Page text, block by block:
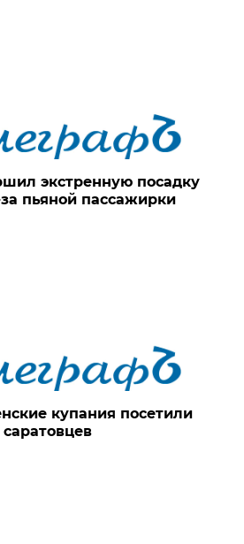
экстренную посадку
пьяной пассажирки
купания посетили
саратовцев